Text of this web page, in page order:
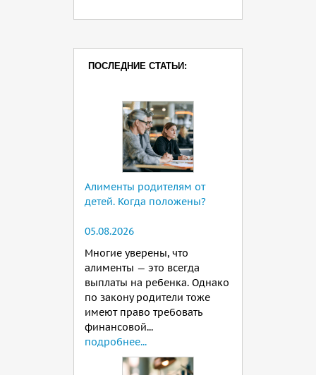
ПОСЛЕДНИЕ СТАТЬИ:
Алименты родителям от
детей. Когда положены?
05.08.2026
Многие уверены, что
алименты — это всегда
выплаты на ребенка. Однако
по закону родители тоже
имеют право требовать
финансовой...
подробнее...